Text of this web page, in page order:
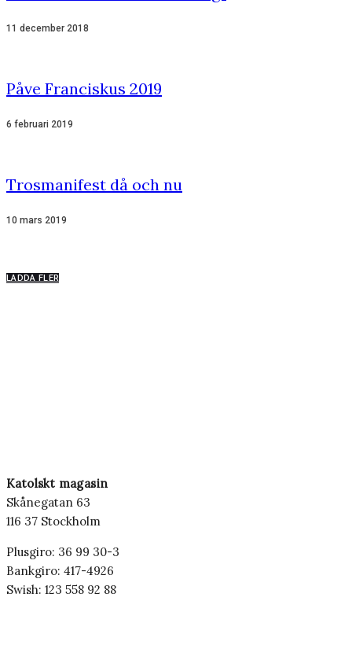
11 december 2018
Påve Franciskus 2019
6 februari 2019
Trosmanifest då och nu
10 mars 2019
LADDA FLER
Katolskt magasin
Skånegatan 63
116 37 Stockholm
Plusgiro: 36 99 30-3
Bankgiro: 417-4926
Swish: 123 558 92 88